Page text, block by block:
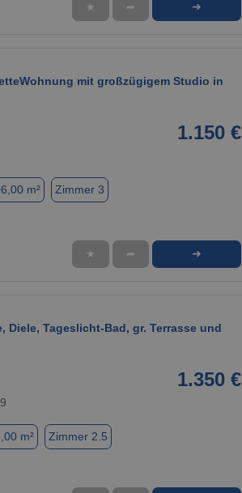
★ ➦ ➜
mit großzügigem Studio in
1.150 €
m² Zimmer 3
★ ➦ ➜
Diele, Tageslicht-Bad, gr. Terrasse und
1.350 €
m² Zimmer 2.5